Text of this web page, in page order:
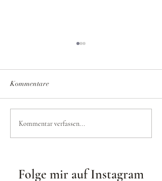
1st Place Monovision
Awards
Kommentare
Kommentar verfassen...
Folge mir auf Instagram